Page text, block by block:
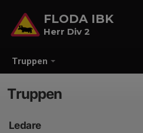
Truppen
FLODA IBK
Herr Div 2
Truppen
Ledare